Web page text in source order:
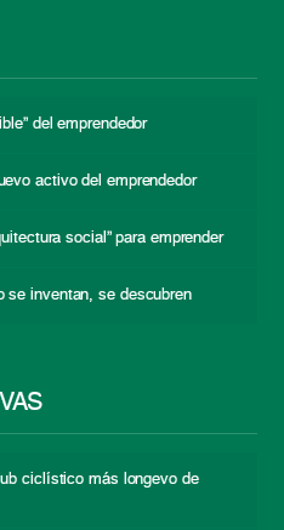
del emprendedor
activo del emprendedor
social” para emprender
se inventan, se descubren
ciclístico más longevo de